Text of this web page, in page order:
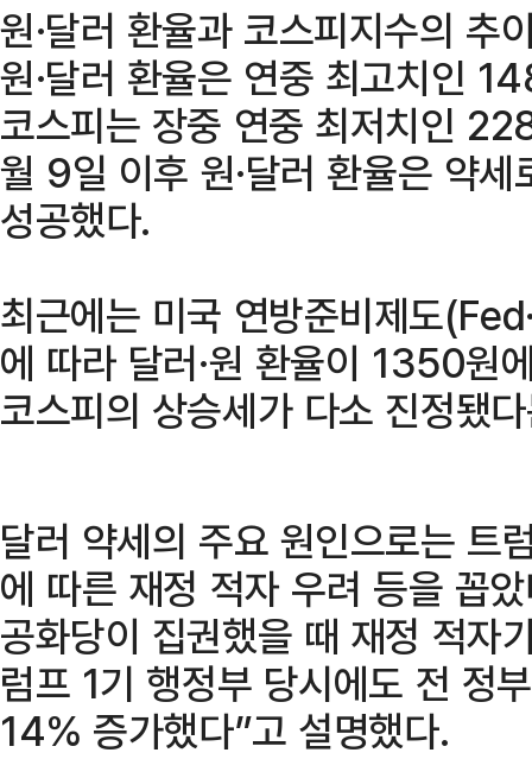
원·달러 환율과 코스피지수의
원·달러 환율은 연중 최고치인
코스피는 장중 연중 최저치인
월 9일 이후 원·달러 환율은 약
성공했다.
최근에는 미국 연방준비제도
에 따라 달러·원 환율이 1350원
코스피의 상승세가 다소 진정됐
달러 약세의 주요 원인으로는 트
에 따른 재정 적자 우려 등을 꼽
공화당이 집권했을 때 재정 적자
럼프 1기 행정부 당시에도 전 정
14% 증가했다”고 설명했다.